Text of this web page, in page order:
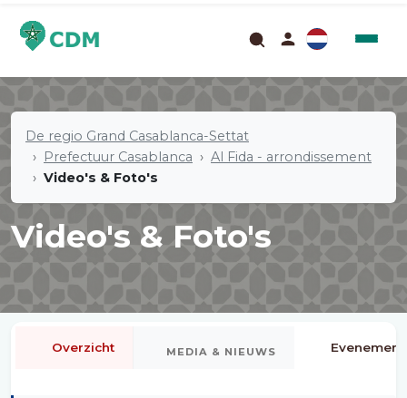
De regio Grand Casablanca-Settat
Prefectuur Casablanca
Al Fida - arrondissement
Video's & Foto's
Video's & Foto's
Overzicht MEDIA & NIEUWS